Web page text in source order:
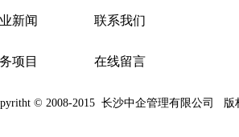
新闻
项目
联系我们
在线留言
© 2008-2015 长沙中企管理有限公司 版